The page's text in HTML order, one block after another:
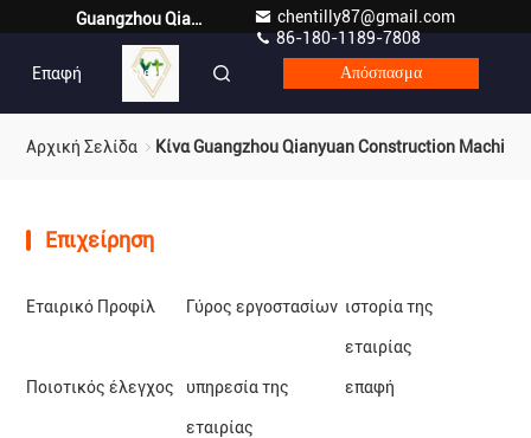
Guangzhou Qianyuan Construction Machinery Co,.LTD
chentilly87@gmail.com
86-180-1189-7808
Επαφή
Greek Απόσπασμα
Αρχική Σελίδα Κίνα Guangzhou Qianyuan Construction
Επιχείρηση
Εταιρικό Προφίλ Γύρος εργοστασίων ιστορία της
εταιρίας
Ποιοτικός έλεγχος υπηρεσία της
εταιρίας
επαφή